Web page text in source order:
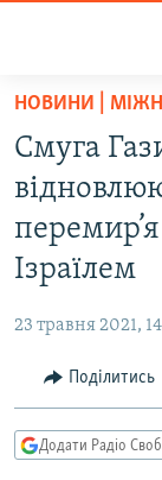
Перейти
основного
матеріалу
до
основної
Перейти
пошуку
ВСЕ ЗА ДОБУ
ПОЛІТИКА
СУСПІЛЬСТВО
КУЛЬТУРА
СПОРТ
ВІЙНА
ДОНБАС.РЕАЛІЇ
КРИМ.РЕАЛІЇ
ТИ ЯК?
НОВИНИ |
Смуга
Ізраїлем
23 травня 2021,
Поділитись
Додати Радіо